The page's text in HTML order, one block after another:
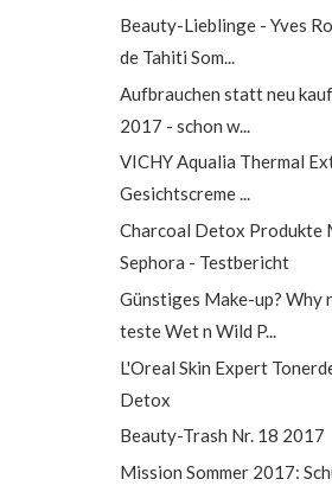
Beauty-Lieblinge - Yves
de Tahiti Som...
Aufbrauchen statt neu
2017 - schon w...
VICHY Aqualia Thermal
Gesichtscreme ...
Charcoal Detox Produkte
Sephora - Testbericht
Günstiges Make-up? Why
teste Wet n Wild P...
L'Oreal Skin Expert
Detox
Beauty-Trash Nr. 18 2017
Mission Sommer 2017: